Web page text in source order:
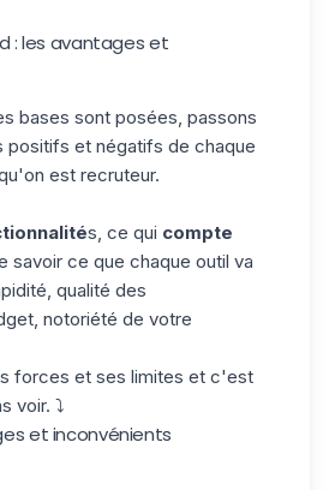
: les avantages et
bases sont posées, passons
positifs et négatifs de chaque
est recruteur.
s, ce qui compte
savoir ce que chaque outil va
qualité des
notoriété de votre
forces et ses limites et c'est
voir. ⤵️
et inconvénients